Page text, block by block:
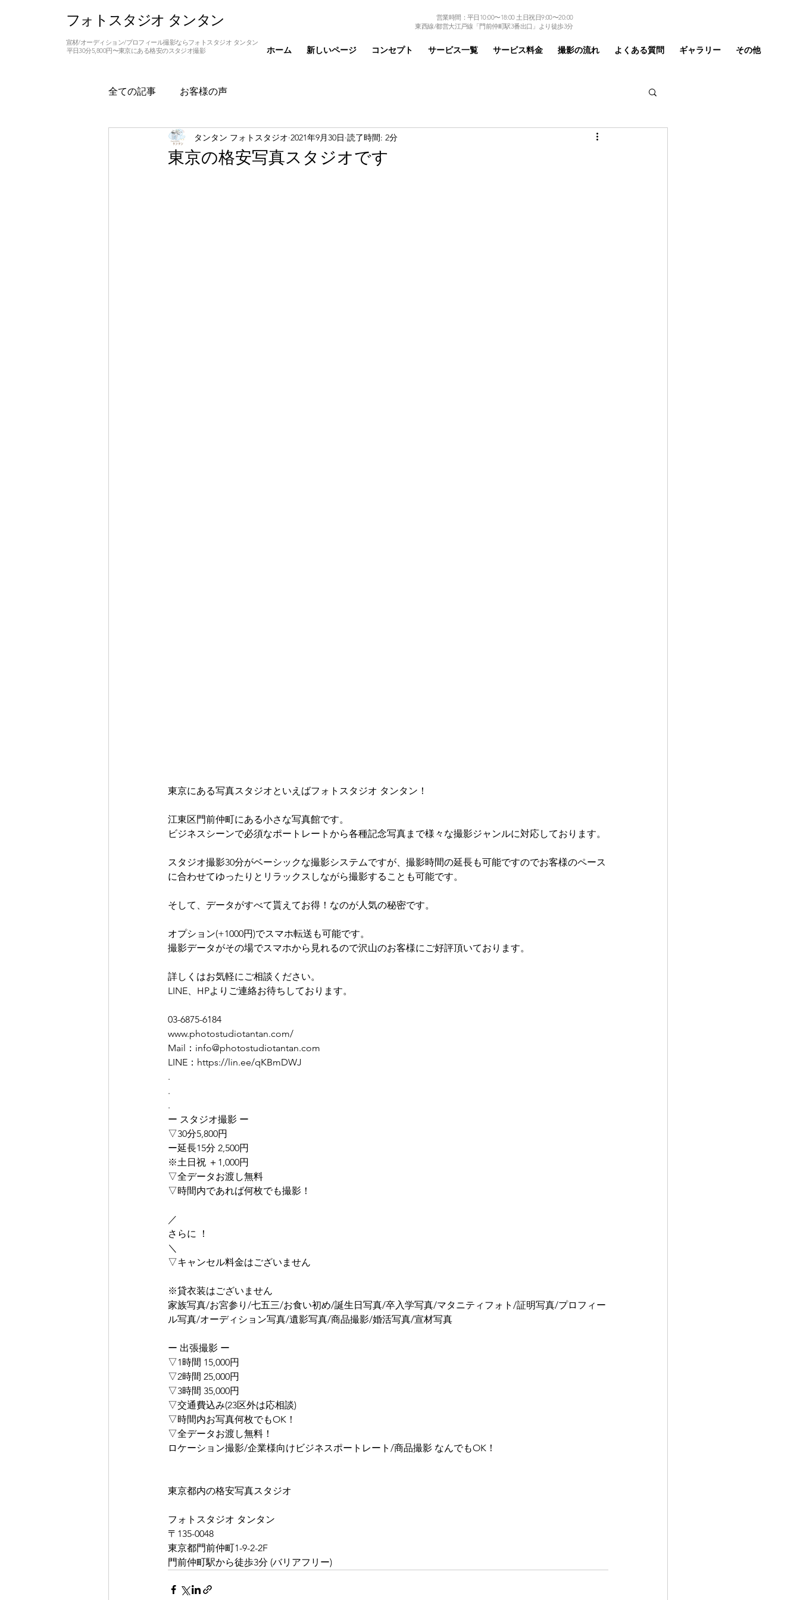
フォトスタジオ タンタン
宣材/オーディション/プロフィール撮影ならフォトスタジオ タンタン
平日30分5,800円〜東京にある格安のスタジオ撮影
営業時間：平日10:00〜18:00 土日祝日9:00〜20:00
東西線/都営大江戸線「門前仲町駅3番出口」より徒歩3分
ホーム 新しいページ コンセプト サービス一覧 サービス料金 撮影の流れ よくある質問 ギャラリー その他
全ての記事 お客様の声
東京の格安写真スタジオです
タンタン フォトスタジオ 2021年9月30日 読了時間: 2分
東京にある写真スタジオといえばフォトスタジオ タンタン！
江東区門前仲町にある小さな写真館です。
ビジネスシーンで必須なポートレートから各種記念写真まで様々な撮影ジャンルに対応しております。
スタジオ撮影30分がベーシックな撮影システムですが、撮影時間の延長も可能ですのでお客様のペース
に合わせてゆったりとリラックスしながら撮影することも可能です。
そして、データがすべて貰えてお得！なのが人気の秘密です。
オプション(+1000円)でスマホ転送も可能です。
撮影データがその場でスマホから見れるので沢山のお客様にご好評頂いております。
詳しくはお気軽にご相談ください。
LINE、HPよりご連絡お待ちしております。
03-6875-6184
www.photostudiotantan.com/
Mail：info@photostudiotantan.com
LINE：https://lin.ee/qKBmDWJ
.
.
.
ー スタジオ撮影 ー
▽30分5,800円
ー延長15分 2,500円
※土日祝 ＋1,000円
▽全データお渡し無料
▽時間内であれば何枚でも撮影！
／
さらに ！
＼
▽キャンセル料金はございません
※貸衣装はございません
家族写真/お宮参り/七五三/お食い初め/誕生日写真/卒入学写真/マタニティフォト/証明写真/プロフィー
ル写真/オーディション写真/遺影写真/商品撮影/婚活写真/宣材写真
ー 出張撮影 ー
▽1時間 15,000円
▽2時間 25,000円
▽3時間 35,000円
▽交通費込み(23区外は応相談)
▽時間内お写真何枚でもOK！
▽全データお渡し無料！
ロケーション撮影/企業様向けビジネスポートレート/商品撮影 なんでもOK！
東京都内の格安写真スタジオ
フォトスタジオ タンタン
〒135-0048
東京都門前仲町1-9-2-2F
門前仲町駅から徒歩3分 (バリアフリー)